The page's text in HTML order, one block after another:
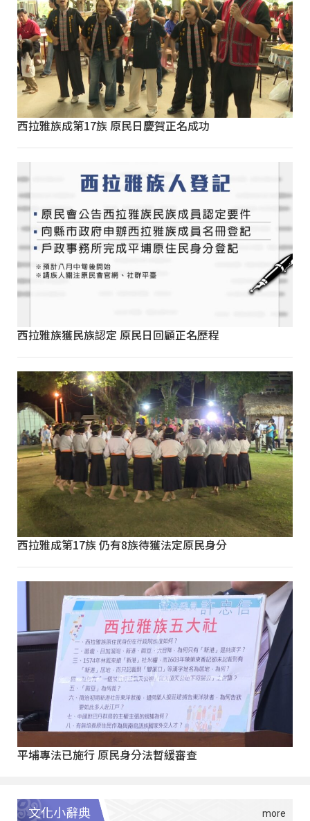
西拉雅族成第17族 原民日慶賀正名成功
西拉雅族獲民族認定 原民日回顧正名歷程
西拉雅成第17族 仍有8族待獲法定原民身分
平埔專法已施行 原民身分法暫緩審查
文化小辭典